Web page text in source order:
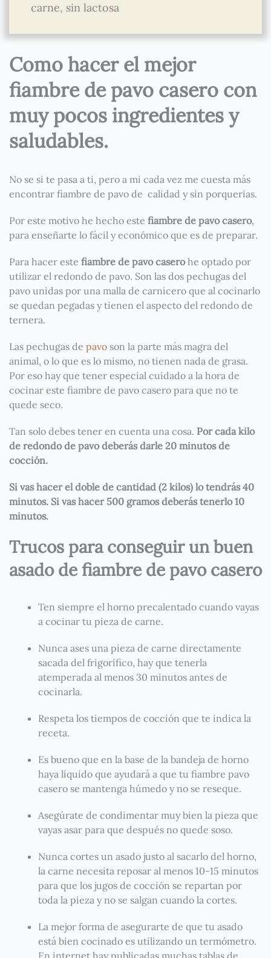
carne, sin lactosa
Como hacer el mejor
fiambre de pavo casero con
muy pocos ingredientes y
saludables.
No se si te pasa a ti, pero a mi cada vez me cuesta más
encontrar fiambre de pavo de calidad y sin porquerías.
Por este motivo he hecho este fiambre de pavo casero,
para enseñarte lo fácil y económico que es de preparar.
Para hacer este fiambre de pavo caserohe optado por
utilizar el redondo de pavo. Son las dos pechugas del
pavo unidas por una malla de carnicero que al cocinarlo
se quedan pegadas y tienen el aspecto del redondo de
ternera.
Las pechugas de pavo son la parte más magra del
animal, o lo que es lo mismo, no tienen nada de grasa.
Por eso hay que tener especial cuidado a la hora de
cocinar este fiambre de pavo casero para que no te
quede seco.
Tan solo debes tener en cuenta una cosa. Por cada kilo
de redondo de pavo deberás darle 20 minutos de
cocción.
Si vas hacer el doble de cantidad (2 kilos) lo tendrás 40
minutos. Si vas hacer 500 gramos deberás tenerlo 10
minutos.
Trucos para conseguir un buen
asado de fiambre de pavo casero
Ten siempre el horno precalentado cuando vayas
a cocinar tu pieza de carne.
Nunca ases una pieza de carne directamente
sacada del frigorífico, hay que tenerla
atemperada al menos 30 minutos antes de
cocinarla.
Respeta los tiempos de cocción que te indica la
receta.
Es bueno que en la base de la bandeja de horno
haya líquido que ayudará a que tu fiambre pavo
casero se mantenga húmedo y no se reseque.
Asegúrate de condimentar muy bien la pieza que
vayas asar para que después no quede soso.
Nunca cortes un asado justo al sacarlo del horno,
la carne necesita reposar al menos 10-15 minutos
para que los jugos de cocción se repartan por
toda la pieza y no se salgan cuando la cortes.
La mejor forma de asegurarte de que tu asado
está bien cocinado es utilizando un termómetro.
En internet hay publicadas muchas tablas de